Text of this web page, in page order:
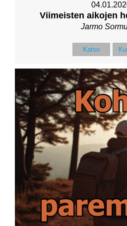
Viimeisten aikojen
Jarmo
Katso